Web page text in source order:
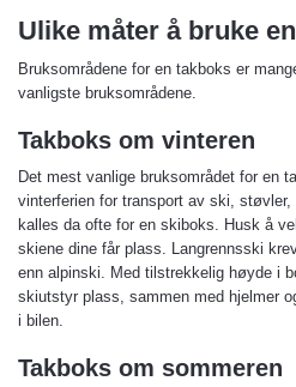
Ulike måter å bruke
Bruksområdene for en takboks er
vanligste bruksområdene.
Takboks om vinteren
Det mest vanlige bruksområdet for en
vinterferien for transport av ski,
kalles da ofte for en skiboks. Husk å
skiene dine får plass. Langrennsski
enn alpinski. Med tilstrekkelig høyde i
skiutstyr plass, sammen med hjelmer
i bilen.
Takboks om sommeren